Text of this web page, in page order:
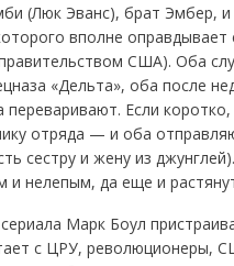
(Люк Эванс), брат Эмбер,
вполне
США). Оба
«Дельта», оба после
переваривают. Если
отряда — и оба
сестру и жену из
нелепым, да еще и
Марк Боул
с ЦРУ, революционеры,